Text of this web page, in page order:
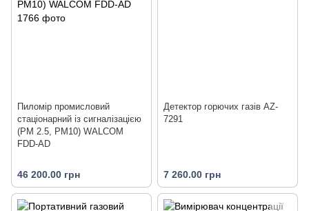
Пиломір промисловий
стаціонарний із сигналізацією
(PM 2.5, PM10) WALCOM
FDD-AD
46 200.00 грн
Детектор горючих газів AZ-
7291
7 260.00 грн